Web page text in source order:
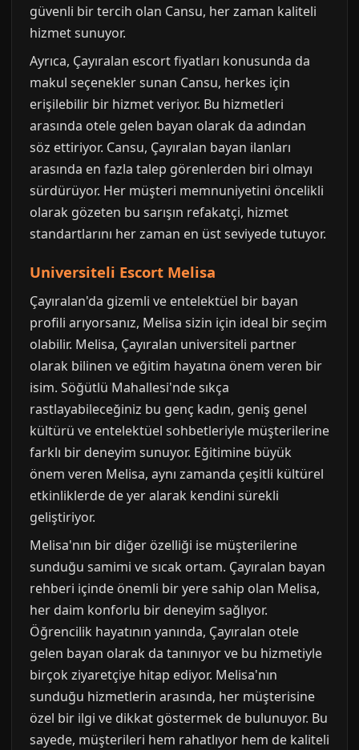
güvenli bir tercih olan Cansu, her zaman kaliteli
hizmet sunuyor.
Ayrıca, Çayıralan escort fiyatları konusunda da
makul seçenekler sunan Cansu, herkes için
erişilebilir bir hizmet veriyor. Bu hizmetleri
arasında otele gelen bayan olarak da adından
söz ettiriyor. Cansu, Çayıralan bayan ilanları
arasında en fazla talep görenlerden biri olmayı
sürdürüyor. Her müşteri memnuniyetini öncelikli
olarak gözeten bu sarışın refakatçi, hizmet
standartlarını her zaman en üst seviyede tutuyor.
Universiteli Escort Melisa
Çayıralan'da gizemli ve entelektüel bir bayan
profili arıyorsanız, Melisa sizin için ideal bir seçim
olabilir. Melisa, Çayıralan universiteli partner
olarak bilinen ve eğitim hayatına önem veren bir
isim. Söğütlü Mahallesi'nde sıkça
rastlayabileceğiniz bu genç kadın, geniş genel
kültürü ve entelektüel sohbetleriyle müşterilerine
farklı bir deneyim sunuyor. Eğitimine büyük
önem veren Melisa, aynı zamanda çeşitli kültürel
etkinliklerde de yer alarak kendini sürekli
geliştiriyor.
Melisa'nın bir diğer özelliği ise müşterilerine
sunduğu samimi ve sıcak ortam. Çayıralan bayan
rehberi içinde önemli bir yere sahip olan Melisa,
her daim konforlu bir deneyim sağlıyor.
Öğrencilik hayatının yanında, Çayıralan otele
gelen bayan olarak da tanınıyor ve bu hizmetiyle
birçok ziyaretçiye hitap ediyor. Melisa'nın
sunduğu hizmetlerin arasında, her müşterisine
özel bir ilgi ve dikkat göstermek de bulunuyor. Bu
sayede, müşterileri hem rahatlıyor hem de kaliteli